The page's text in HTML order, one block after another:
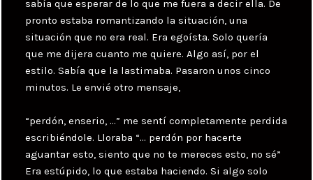
sabía que esperar de lo que me fuera a decir ella. De
pronto estaba romantizando la situación, una
situación que no era real. Era egoísta. Solo quería
que me dijera cuanto me quiere. Algo así, por el
estilo. Sabía que la lastimaba. Pasaron unos cinco
minutos. Le envié otro mensaje,
“perdón, enserio, …” me sentí completamente perdida
escribiéndole. Lloraba “… perdón por hacerte
aguantar esto, siento que no te mereces esto, no sé”
Era estúpido, lo que estaba haciendo. Si algo solo